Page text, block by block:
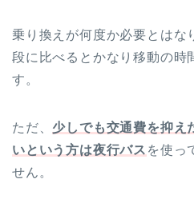
乗り換えが何度か必要とはな
段に比べるとかなり移動の時
す。
ただ、 少しでも交通費を抑え
いという方は夜行バス を使っ
せん。